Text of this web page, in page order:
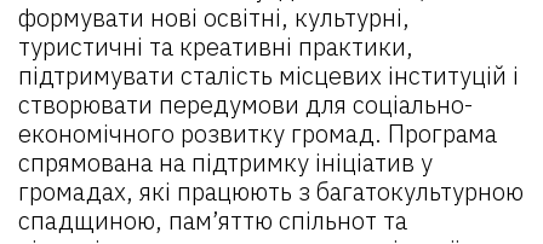
формувати нові освітні, культурні,
туристичні та креативні практики,
підтримувати сталість місцевих інституцій і
створювати передумови для соціально-
економічного розвитку громад. Програма
спрямована на підтримку ініціатив у
громадах, які працюють з багатокультурною
спадщиною, пам’яттю спільнот та